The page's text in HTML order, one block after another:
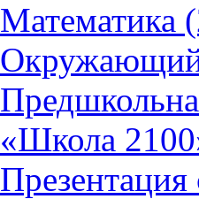
Математика
«Школа